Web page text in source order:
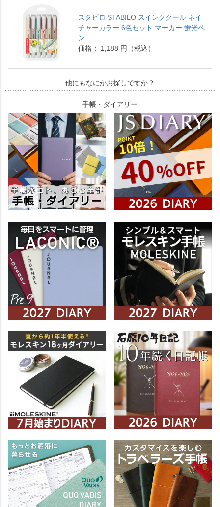
スタビロ STABILO スイングクール ネイ
チャーカラー 6色セット マーカー 蛍光ペ
ン
価格： 1,188 円（税込）
他にもなにかお探しですか？
手帳・ダイアリー